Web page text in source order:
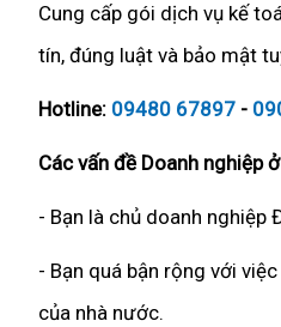
Cung cấp gói dịch vụ kế
tín, đúng luật và bảo mật
Hotline: 09480 67897 -
Các vấn đề Doanh nghiệp
- Bạn là chủ doanh nghiệp
- Bạn quá bận rộng với
của nhà nước.